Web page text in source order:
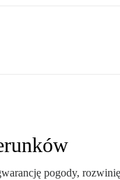
pogody,